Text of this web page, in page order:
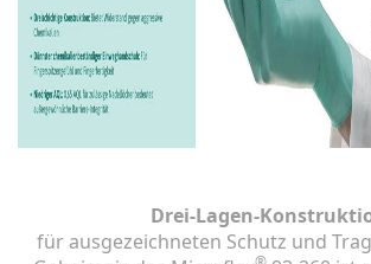
Drei-Lagen-
für ausgezeichneten Schutz und